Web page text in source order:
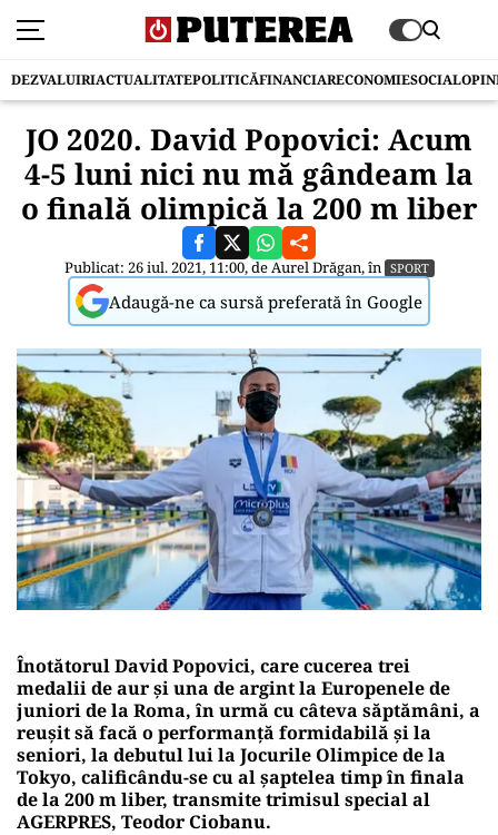
DEZVALUIRIACTUALITATEPOLITICĂFINANCIARECONOMIESOCIAL
JO 2020. David Popovici: Acum
4-5 luni nici nu mă gândeam la
o finală olimpică la 200 m liber
Publicat: 26 iul. 2021, 11:00, deAurel Drăgan, în SPORT
Adaugă-ne ca sursă preferată în Google
Înotătorul David Popovici, care cucerea trei
medalii de aur şi una de argint la Europenele de
juniori de la Roma, în urmă cu câteva săptămâni, a
reuşit să facă o performanţă formidabilă şi la
seniori, la debutul lui la Jocurile Olimpice de la
Tokyo, calificându-se cu al şaptelea timp în finala
de la 200 m liber, transmite trimisul special al
AGERPRES, Teodor Ciobanu.